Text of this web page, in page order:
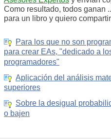
Como resultado, todos ganan
para un libro y quiero
Para los que no son
para crear EAs, "dedicado a
programadores"
Aplicación del análisis
superiores
Sobre la desigual
o bajen